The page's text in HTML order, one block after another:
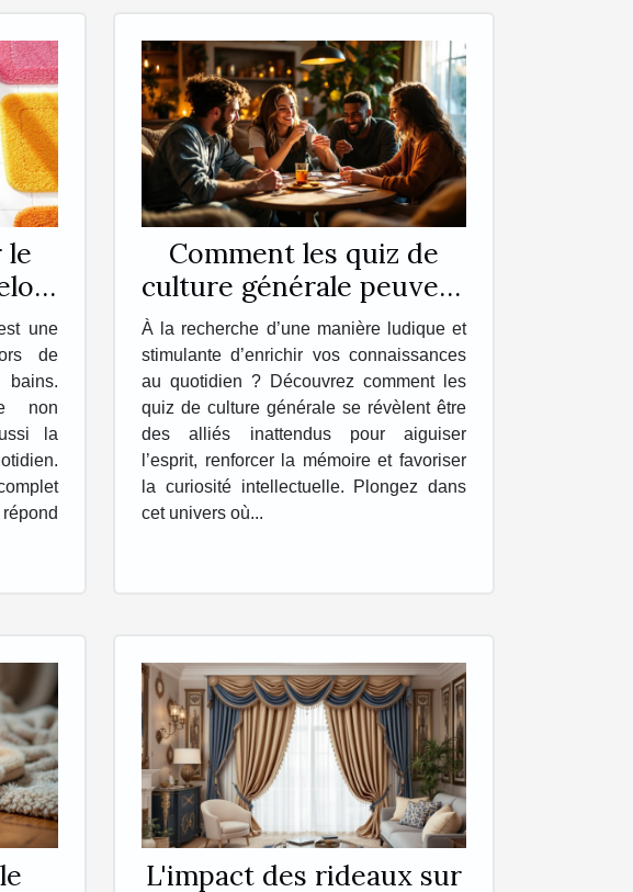
le
une
de
bains.
non
la
Comment les quiz de
culture générale peuvent
enrichir votre quotidien
?
À la recherche d’une manière ludique et
stimulante d’enrichir vos connaissances
au quotidien ? Découvrez comment les
quiz de culture générale se révèlent être
des alliés inattendus pour aiguiser
l’esprit, renforcer la mémoire et favoriser
la curiosité intellectuelle. Plongez dans
cet univers où...
L'impact des rideaux sur